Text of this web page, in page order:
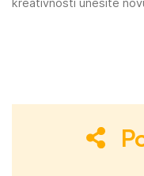
kreativnosti unesite